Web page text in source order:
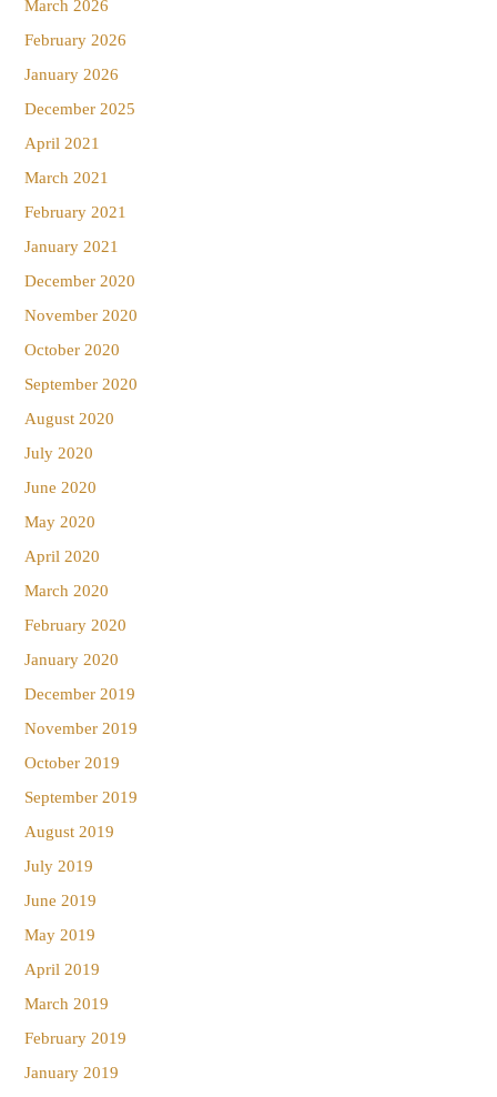
March 2026
February 2026
January 2026
December 2025
April 2021
March 2021
February 2021
January 2021
December 2020
November 2020
October 2020
September 2020
August 2020
July 2020
June 2020
May 2020
April 2020
March 2020
February 2020
January 2020
December 2019
November 2019
October 2019
September 2019
August 2019
July 2019
June 2019
May 2019
April 2019
March 2019
February 2019
January 2019